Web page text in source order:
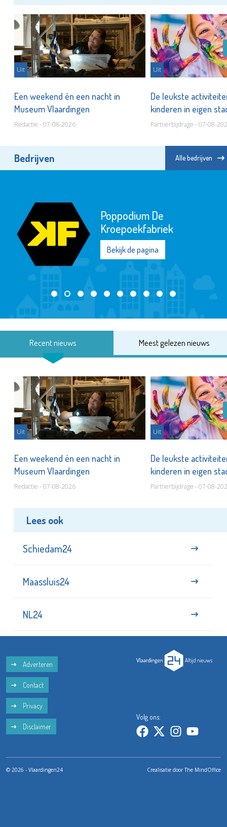
Uit
Een weekend én een nacht in
Museum Vlaardingen
Redactie - 07-08-2026
Uit
De leukste
kinderen in eigen
Partnerbijdrage - 07-08-
Bedrijven Alle bedrijven
Poppodium De
Kroepoekfabriek
Bekijk de pagina
Recent nieuws Meest gelezen nieuws
Uit
Een weekend én een nacht in
Museum Vlaardingen
Redactie - 07-08-2026
Uit
De leukste
kinderen in eigen
Partnerbijdrage - 07-08-
Lees ook
Schiedam24
Maassluis24
NL24
Adverteren
Contact
Privacy
Disclaimer
Volg ons:
© 2026 - Vlaardingen24 Crealisatie doorThe MindOffice